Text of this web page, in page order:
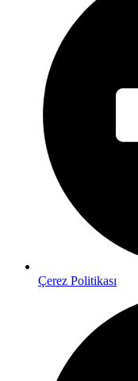
Çerez Politikası